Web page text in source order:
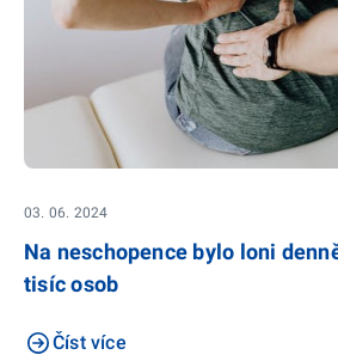
03. 06. 2024
Na neschopence bylo loni
tisíc osob
Číst více